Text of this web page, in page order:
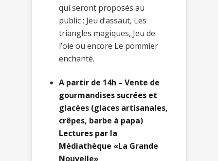
qui seront proposés au
public : Jeu d’assaut, Les
triangles magiques, Jeu de
l’oie ou encore Le pommier
enchanté.
A partir de 14h – Vente de
gourmandises sucrées et
glacées (glaces artisanales,
crêpes, barbe à papa)
Lectures par la
Médiathèque «La Grande
Nouvelle»